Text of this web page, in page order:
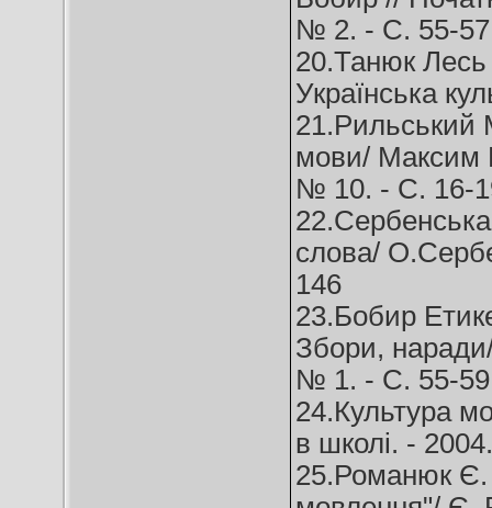
№ 2. - C. 55-
20.Танюк Лесь
Українська
21.Рильський
мови/ Максим
№ 10. - C. 16-
слова/
146
23.Бобир
Збори,
№ 1. - C. 55-59
24.Культура
в школі. -
25.Романюк Є.